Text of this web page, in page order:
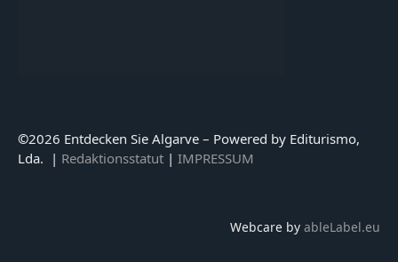
©2026 Entdecken Sie Algarve – Powered by Editurismo,
Lda. | Redaktionsstatut | IMPRESSUM
Webcare by ableLabel.eu